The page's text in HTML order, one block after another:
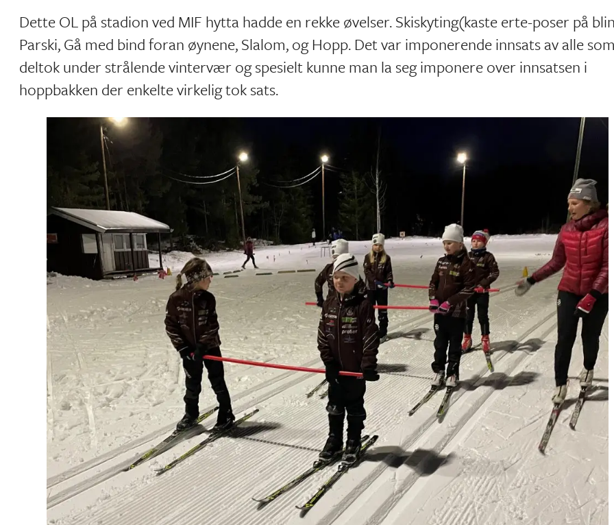
Dette OL på stadion ved MIF hytta hadde en rekke øvelser. Skiskyting(kaste erte-poser på
Parski, Gå med bind foran øynene, Slalom, og Hopp. Det var imponerende innsats av alle
deltok under strålende vintervær og spesielt kunne man la seg imponere over innsatsen i
hoppbakken der enkelte virkelig tok sats.